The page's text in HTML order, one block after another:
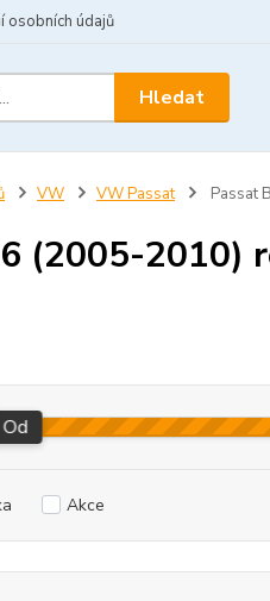
osobních údajů
Hledat
VW VW Passat Passat
(2005-2010)
Od
Akce